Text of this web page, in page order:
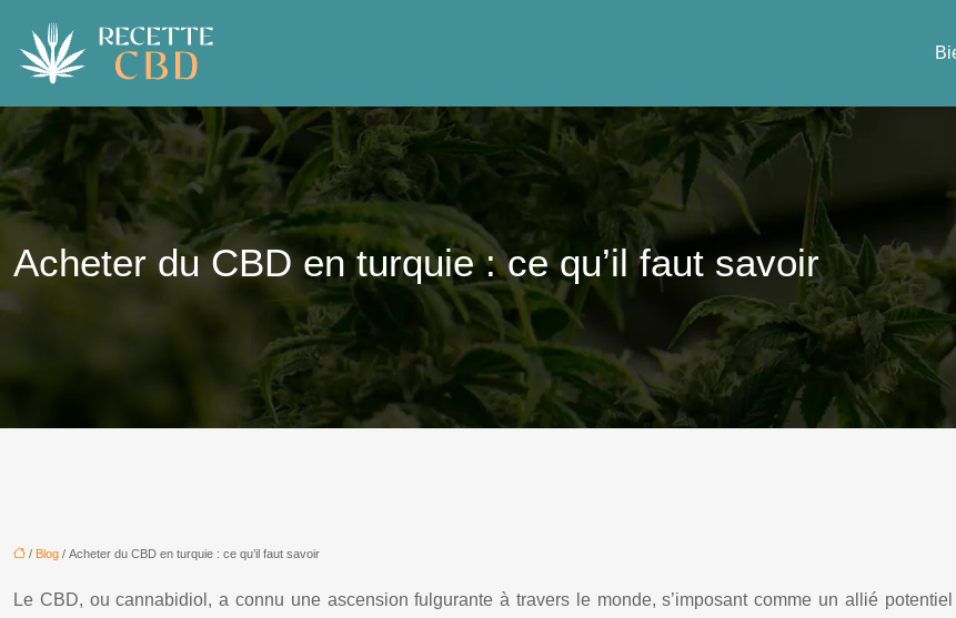
Acheter du CBD en turquie : ce qu’il faut savoir
/ Blog / Acheter du CBD en turquie : ce qu’il faut savoir
Le CBD, ou cannabidiol, a connu une ascension fulgurante à travers le monde, s’imposant comme un allié